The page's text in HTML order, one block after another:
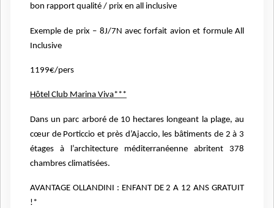
bon rapport qualité / prix en all inclusive
Exemple de prix – 8J/7N avec forfait avion et formule All
Inclusive
1199€/pers
Hôtel Club Marina Viva***
Dans un parc arboré de 10 hectares longeant la plage, au
cœur de Porticcio et près d’Ajaccio, les bâtiments de 2 à 3
étages à l’architecture méditerranéenne abritent 378
chambres climatisées.
AVANTAGE OLLANDINI : ENFANT DE 2 A 12 ANS GRATUIT
!*